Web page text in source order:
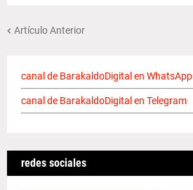
Artículo Anterior
canal de BarakaldoDigital en WhatsApp
canal de BarakaldoDigital en Telegram
redes sociales